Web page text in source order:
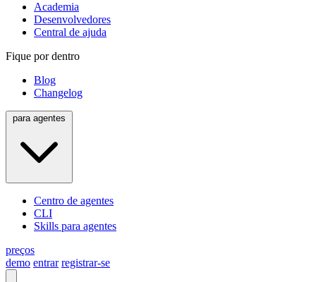
Academia
Desenvolvedores
Central de ajuda
Fique por dentro
Blog
Changelog
Centro de agentes
CLI
Skills para agentes
preços
demo entrar registrar-se